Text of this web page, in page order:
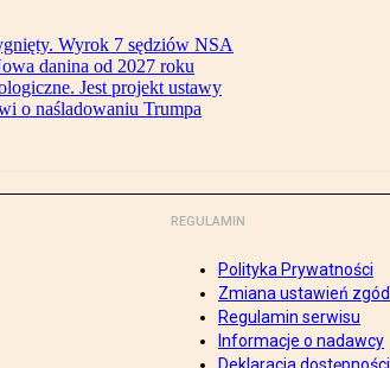
Wyrok 7 sędziów NSA
danina od 2027 roku
Jest projekt ustawy
o naśladowaniu Trumpa
REGULAMIN
Polityka Prywatności
Zmiana ustawień zgód
Regulamin serwisu
Informacje o nadawcy